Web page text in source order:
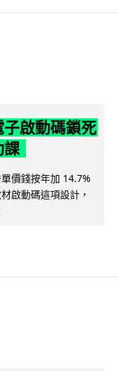
啟動碼鎖死
課
價錢按年加 14.7%
啟動碼這項設計，